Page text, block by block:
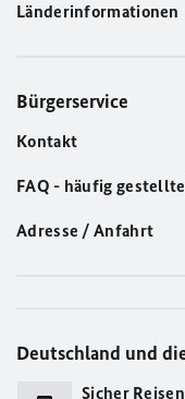
Länderinformationen
Bürgerservice
Kontakt
FAQ - häufig
Adresse / Anfahrt
Deutschland und
Sicher Reisen